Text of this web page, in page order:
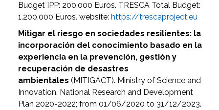
Budget IPP: 200.000 Euros. TRESCA Total Budget:
1.200.000 Euros. website: https://trescaproject.eu
Mitigar el riesgo en sociedades resilientes: la
incorporación del conocimiento basado en la
experiencia en la prevención, gestión y
recuperación de desastres
ambientales (MITIGACT). Ministry of Science and
Innovation, National Research and Development
Plan 2020-2022; from 01/06/2020 to 31/12/2023.